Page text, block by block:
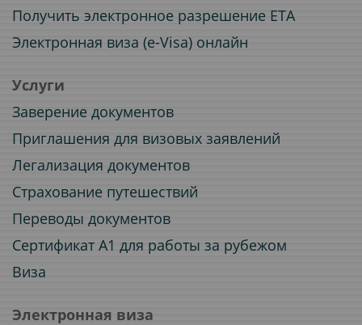
Получить электронное разрешение ETA
Электронная виза (e-Visa) онлайн
Услуги
Заверение документов
Приглашения для визовых заявлений
Легализация документов
Страхование путешествий
Переводы документов
Сертификат A1 для работы за рубежом
Виза
Электронная виза